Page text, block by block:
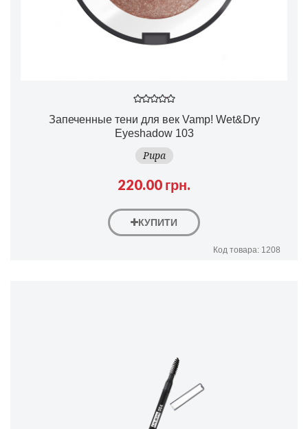
Запеченные тени для век Vamp! Wet&Dry
Eyeshadow 103
Pupa
220.00 грн.
КУПИТИ
Код товара: 1208